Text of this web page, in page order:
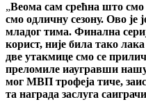
„Веома сам срећна што смо
смо одличну сезону. Ово је
младог тима. Финална
корист, није била тако
две утакмице смо се
преломиле иаугравши
мог МВП трофеја тиче,
та награда заслуга